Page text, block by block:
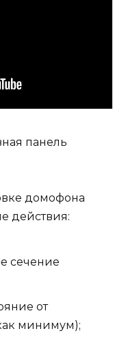
панель
домофона
действия:
сечение
от
минимум);